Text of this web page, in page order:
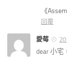
《
回覆
愛莓
dear 小宅